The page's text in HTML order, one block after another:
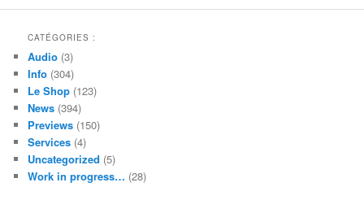
CATÉGORIES :
Audio (3)
Info (304)
Le Shop (123)
News (394)
Previews (150)
Services (4)
Uncategorized (5)
Work in progress… (28)